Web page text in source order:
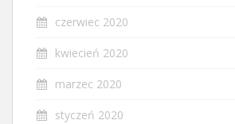
czerwiec 2020
kwiecień 2020
marzec 2020
styczeń 2020